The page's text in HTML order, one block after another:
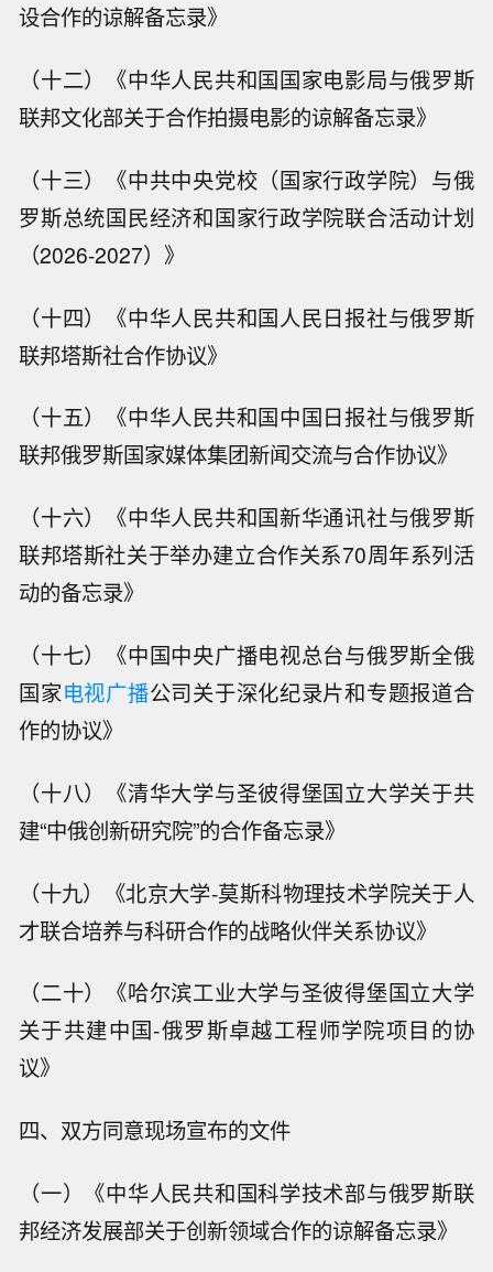
设合作的谅解备忘录》
（十二）《中华人民共和国国家电影局与俄罗斯
联邦文化部关于合作拍摄电影的谅解备忘录》
（十三）《中共中央党校（国家行政学院）与俄
罗斯总统国民经济和国家行政学院联合活动计划
（2026-2027）》
（十四）《中华人民共和国人民日报社与俄罗斯
联邦塔斯社合作协议》
（十五）《中华人民共和国中国日报社与俄罗斯
联邦俄罗斯国家媒体集团新闻交流与合作协议》
（十六）《中华人民共和国新华通讯社与俄罗斯
联邦塔斯社关于举办建立合作关系70周年系列活
动的备忘录》
（十七）《中国中央广播电视总台与俄罗斯全俄
国家电视广播公司关于深化纪录片和专题报道合
作的协议》
（十八）《清华大学与圣彼得堡国立大学关于共
建“中俄创新研究院”的合作备忘录》
（十九）《北京大学-莫斯科物理技术学院关于人
才联合培养与科研合作的战略伙伴关系协议》
（二十）《哈尔滨工业大学与圣彼得堡国立大学
关于共建中国-俄罗斯卓越工程师学院项目的协
议》
四、双方同意现场宣布的文件
（一）《中华人民共和国科学技术部与俄罗斯联
邦经济发展部关于创新领域合作的谅解备忘录》